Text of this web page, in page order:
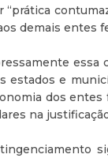
demais entes
estados e
dos
na